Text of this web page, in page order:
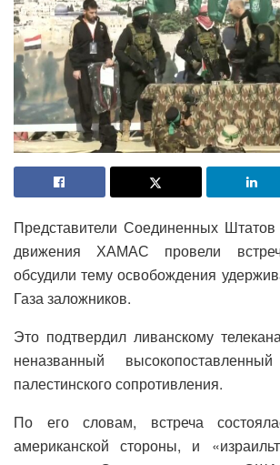
Представители Соединенных Штатов
движения ХАМАС провели
обсудили тему освобождения
Газа заложников.
Это подтвердил ливанскому
неназванный
палестинского сопротивления.
По его словам, встреча
американской стороны, и